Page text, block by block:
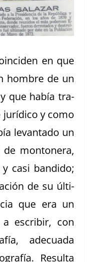
en que
hom­bre de un
que había tra­
y como
lev­an­ta­do un
mon­ton­era,
casi ban­di­do;
de su últi­
que era un
escribir, con
ade­cua­da
Resul­ta